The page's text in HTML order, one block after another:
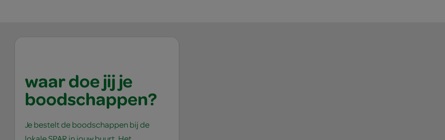
waar doe jij je
boodschappen?
Je bestelt de boodschappen bij de